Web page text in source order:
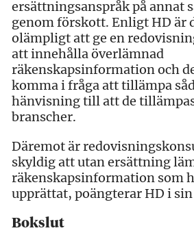
ersättningsanspråk på annat
genom förskott. Enligt HD är
olämpligt att ge en
att innehålla överlämnad
räkenskapsinformation och
komma i fråga att tillämpa
hänvisning till att de
branscher.
Däremot är
skyldig att utan ersättning
räkenskapsinformation som
upprättat, poängterar HD i
Bokslut